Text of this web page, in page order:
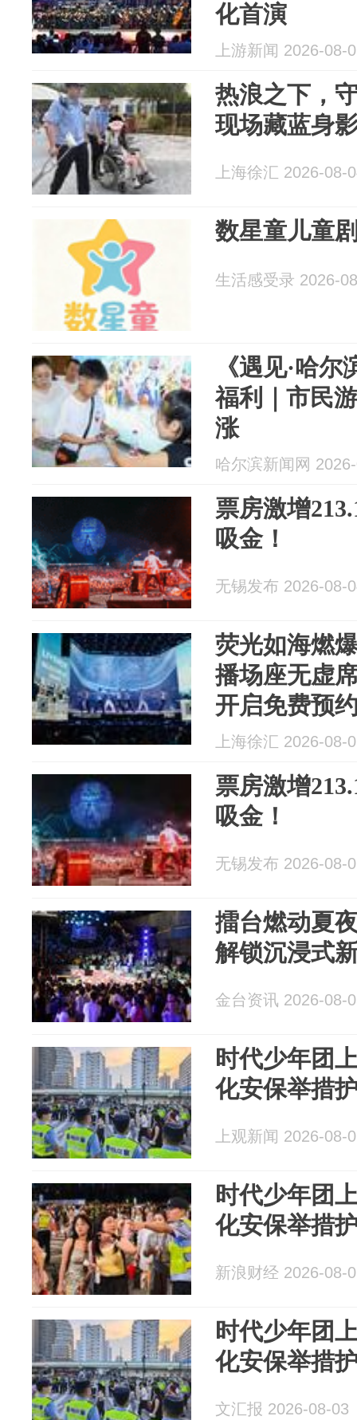
化首演
上游新闻 2026-08-
热浪之下，
现场藏蓝身
上海徐汇 2026-08-
数星童儿童
生活感受录 2026-
《遇见·哈
福利｜市民
涨
哈尔滨新闻网
票房激增
吸金！
无锡发布 2026-08-
荧光如海燃
播场座无虚
开启免费预
上海徐汇 2026-08-
票房激增
吸金！
无锡发布 2026-08-
擂台燃动夏
解锁沉浸式
金台资讯 2026-08-
时代少年团
化安保举措
上观新闻 2026-08-
时代少年团
化安保举措
新浪财经 2026-08-
时代少年团
化安保举措
文汇报 2026-08-03